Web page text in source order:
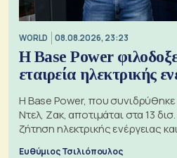
WORLD 08.08.2026, 23:23
Η Base Power
εταιρεία ηλεκτρικής
Η Base Power, που
Ντελ, Ζακ, αποτιμάται στα 13
ζήτηση ηλεκτρικής ενέργειας
Ευθύμιος Τσιλιόπουλος